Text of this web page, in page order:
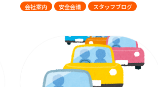
会社案内
安全会議 スタッフブログ